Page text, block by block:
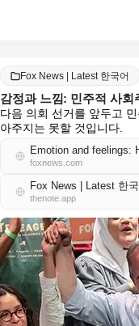
Fox News | Latest 한국어
감정과 느낌: 민주적 사
다음 의회 선거를 앞두고
아주지는 못할 것입니다.
Emotion and feelings:
foxnews.com
Fox News | Latest 한
thenote.app